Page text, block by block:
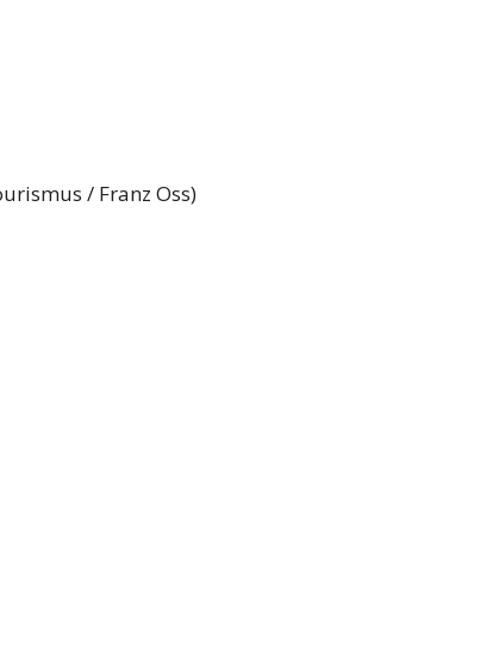
/ Franz Oss)